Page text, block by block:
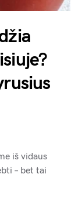
iš vidaus
– bet tai